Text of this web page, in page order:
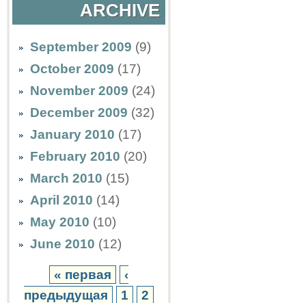
ARCHIVE
September 2009 (9)
October 2009 (17)
November 2009 (24)
December 2009 (32)
January 2010 (17)
February 2010 (20)
March 2010 (15)
April 2010 (14)
May 2010 (10)
June 2010 (12)
« первая
‹
предыдущая
1
2